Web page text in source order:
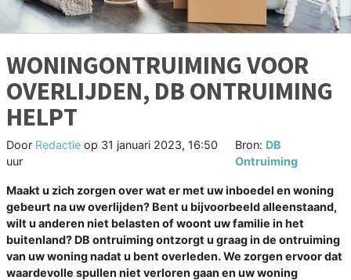
WONINGONTRUIMING VOOR
OVERLIJDEN, DB ONTRUIMING
HELPT
Door Redactie op 31 januari 2023, 16:50
uur
Bron: DB
Ontruiming
Maakt u zich zorgen over wat er met uw inboedel en woning
gebeurt na uw overlijden? Bent u bijvoorbeeld alleenstaand,
wilt u anderen niet belasten of woont uw familie in het
buitenland? DB ontruiming ontzorgt u graag in de ontruiming
van uw woning nadat u bent overleden. We zorgen ervoor dat
waardevolle spullen niet verloren gaan en uw woning